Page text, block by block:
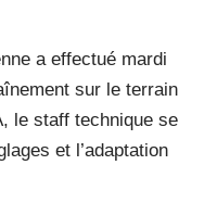
a effectué mardi
sur le terrain
le staff technique se
et l’adaptation